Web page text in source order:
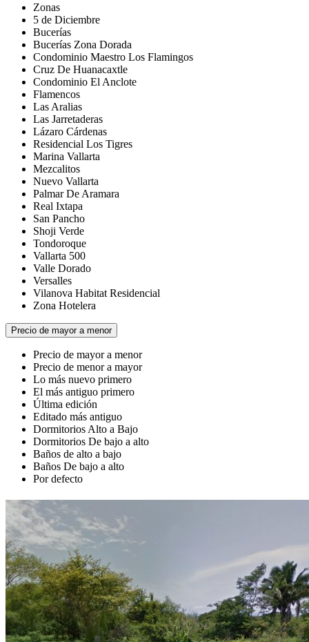
Zonas
5 de Diciembre
Bucerías
Bucerías Zona Dorada
Condominio Maestro Los Flamingos
Cruz De Huanacaxtle
Condominio El Anclote
Flamencos
Las Aralias
Las Jarretaderas
Lázaro Cárdenas
Residencial Los Tigres
Marina Vallarta
Mezcalitos
Nuevo Vallarta
Palmar De Aramara
Real Ixtapa
San Pancho
Shoji Verde
Tondoroque
Vallarta 500
Valle Dorado
Versalles
Vilanova Habitat Residencial
Zona Hotelera
Precio de mayor a menor
Precio de mayor a menor
Precio de menor a mayor
Lo más nuevo primero
El más antiguo primero
Última edición
Editado más antiguo
Dormitorios Alto a Bajo
Dormitorios De bajo a alto
Baños de alto a bajo
Baños De bajo a alto
Por defecto